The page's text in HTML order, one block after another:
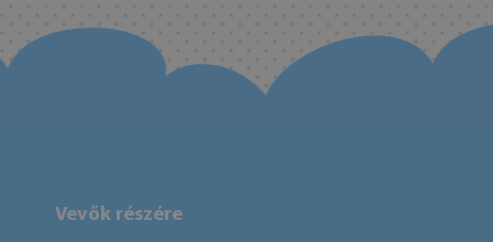
Vevők részére